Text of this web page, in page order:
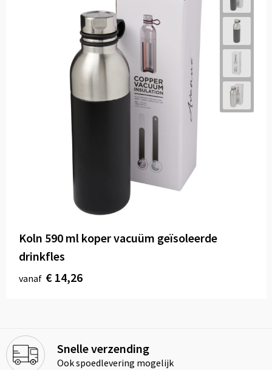
Koln 590 ml koper vacuüm geïsoleerde
drinkfles
vanaf € 14,26
Snelle verzending
Ook spoedlevering mogelijk